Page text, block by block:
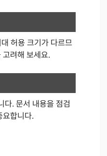
허용 크기가 다르므
려해 보세요.
다. 문서 내용을 점검
요합니다.